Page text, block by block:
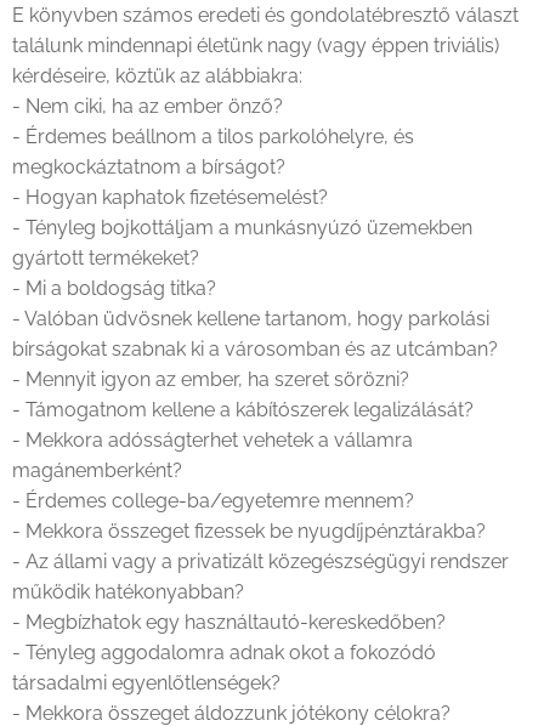
E könyvben számos eredeti és gondolatébresztő választ
találunk mindennapi életünk nagy (vagy éppen triviális)
kérdéseire, köztük az alábbiakra:
- Nem ciki, ha az ember önző?
- Érdemes beállnom a tilos parkolóhelyre, és
megkockáztatnom a bírságot?
- Hogyan kaphatok fizetésemelést?
- Tényleg bojkottáljam a munkásnyúzó üzemekben
gyártott termékeket?
- Mi a boldogság titka?
- Valóban üdvösnek kellene tartanom, hogy parkolási
bírságokat szabnak ki a városomban és az utcámban?
- Mennyit igyon az ember, ha szeret sörözni?
- Támogatnom kellene a kábítószerek legalizálását?
- Mekkora adósságterhet vehetek a vállamra
magánemberként?
- Érdemes college-ba/egyetemre mennem?
- Mekkora összeget fizessek be nyugdíjpénztárakba?
- Az állami vagy a privatizált közegészségügyi rendszer
működik hatékonyabban?
- Megbízhatok egy használtautó-kereskedőben?
- Tényleg aggodalomra adnak okot a fokozódó
társadalmi egyenlőtlenségek?
- Mekkora összeget áldozzunk jótékony célokra?